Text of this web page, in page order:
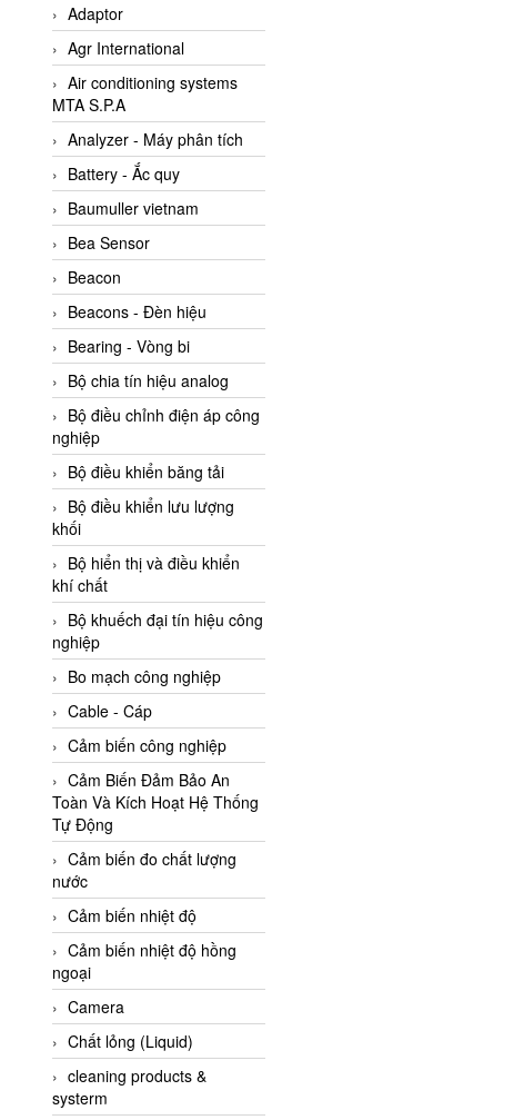
ABB Vietnam
AC Infinity Vietnam
AC&E Telecommunications
AC&T Vietnam
Accepta Vietnam
ACCUMAC Vietnam
AccuWeb Vietnam
Acey
ACOEM Vietnam
ADCA Vietnam
ADFweb Vietnam
Adler Vietnam
Ados Vietnam
Advanced Energy Vietnam
Advantech Vietnam
Agate Vietnam
AGR International Vietnam
Aichi Tokei Denki Vietnam
Aii Vietnam
AIKOH
AINUO Vietnam
AIR MAJOR
Aira Euro Automation
Airtac Vietnam
Airtec Vietnam
AI-Tek Vietnam
Akerstroms Viet Nam
AKO Armaturen &
Separationstechnik
AKO Armaturen &
Separationstechnik Vietnam
AKUSENSE
ALA OFFICINE SPA
Adaptor
Agr International
Air conditioning systems
MTA S.P.A
Analyzer - Máy phân tích
Battery - Ắc quy
Baumuller vietnam
Bea Sensor
Beacon
Beacons - Đèn hiệu
Bearing - Vòng bi
Bộ chia tín hiệu analog
Bộ điều chỉnh điện áp công
nghiệp
Bộ điều khiển băng tải
Bộ điều khiển lưu lượng
khối
Bộ hiển thị và điều khiển
khí chất
Bộ khuếch đại tín hiệu công
nghiệp
Bo mạch công nghiệp
Cable - Cáp
Cảm biến công nghiệp
Cảm Biến Đảm Bảo An
Toàn Và Kích Hoạt Hệ Thống
Tự Động
Cảm biến đo chất lượng
nước
Cảm biến nhiệt độ
Cảm biến nhiệt độ hồng
ngoại
Camera
Chất lỏng (Liquid)
cleaning products &
systerm